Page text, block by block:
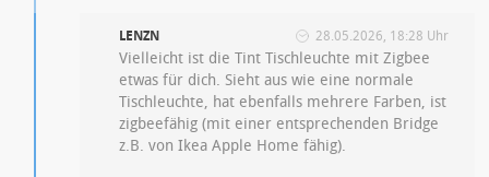
LENZN 28.05.2026, 18:28 Uhr
Vielleicht ist die Tint Tischleuchte mit Zigbee
etwas für dich. Sieht aus wie eine normale
Tischleuchte, hat ebenfalls mehrere Farben, ist
zigbeefähig (mit einer entsprechenden Bridge
z.B. von Ikea Apple Home fähig).